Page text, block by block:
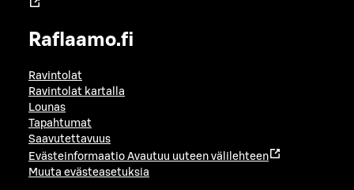
Raflaamo.fi
Ravintolat
Ravintolat kartalla
Lounas
Tapahtumat
Saavutettavuus
Evästeinformaatio Avautuu uuteen välilehteen
Muuta evästeasetuksia